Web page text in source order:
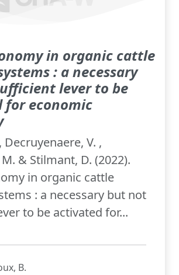
in organic cattle
: a necessary
lever to be
for economic
Decruyenaere, V. ,
& Stilmant, D. (2022).
in organic cattle
: a necessary but not
to be activated for...
B.